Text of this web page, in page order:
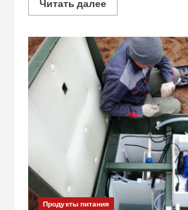
Читать далееRead
more
для
термоподносов:
как
правильно
выбрать
и
использовать
Продукты питания